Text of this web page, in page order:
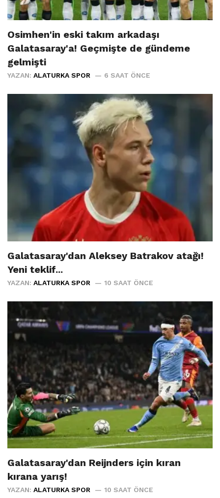
Osimhen'in eski takım arkadaşı
Galatasaray'a! Geçmişte de gündeme
gelmişti
YAZAN: ALATURKA SPOR 6 SAAT ÖNCE
Galatasaray'dan Aleksey Batrakov atağı!
Yeni teklif...
YAZAN: ALATURKA SPOR 10 SAAT ÖNCE
Galatasaray'dan Reijnders için kıran
kırana yarış!
YAZAN: ALATURKA SPOR 10 SAAT ÖNCE